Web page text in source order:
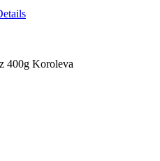
400g Koroleva